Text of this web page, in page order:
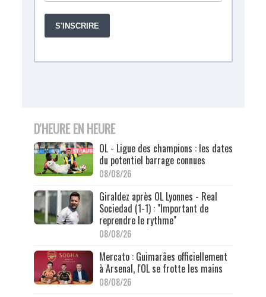
D'HEURE EN HEURE
OL - Ligue des champions : les dates
du potentiel barrage connues
08/08/26
Giraldez après OL Lyonnes - Real
Sociedad (1-1) : "Important de
reprendre le rythme"
08/08/26
Mercato : Guimarães officiellement
à Arsenal, l'OL se frotte les mains
08/08/26